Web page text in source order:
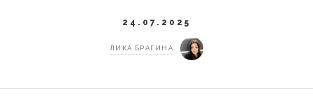
24.07.2025
ЛИКА БРАГИНА